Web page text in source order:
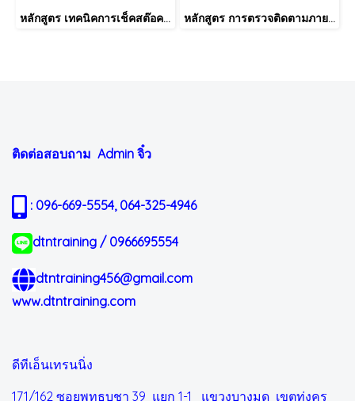
หลักสูตร เทคนิคการเช็คสต๊อคสินค้าอย่างมีประสิทธิภาพ หลักสูตร การตรวจติดตามภายใน INTERNAL AUDIT ISO9001:2015
ติดต่อสอบถาม Admin จิ๋ว
: 096-669-5554, 064-325-4946
dtntraining / 0966695554
dtntraining456@gmail.com
www.dtntraining.com
ดีทีเอ็นเทรนนิ่ง
171/162 ซอยพุทธบูชา 39 แยก 1-1 แขวงบางมด เขตทุ่งครุ